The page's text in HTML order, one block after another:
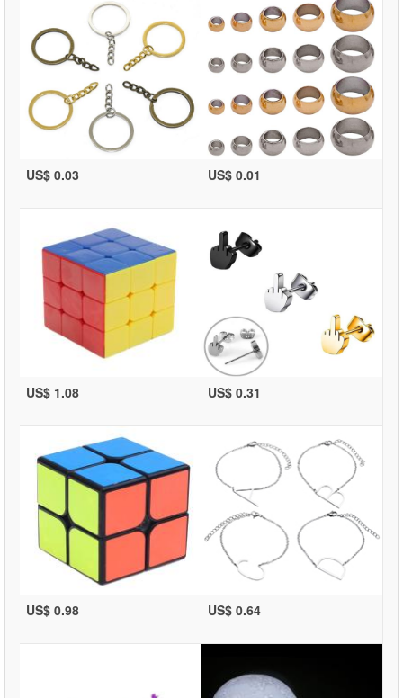
US$ 0.03 US$ 0.01
US$ 1.08 US$ 0.31
US$ 0.98 US$ 0.64